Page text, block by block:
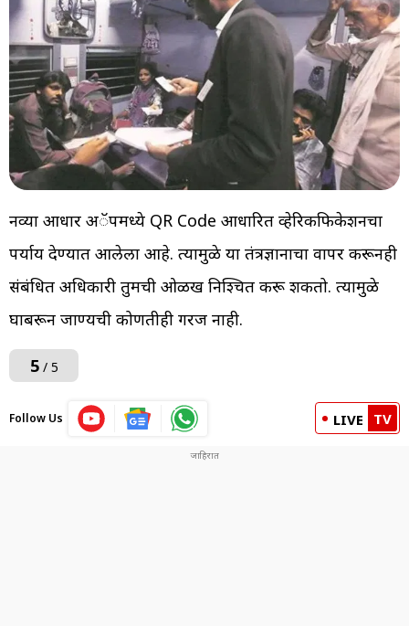
नव्या आधार अॅपमध्ये QR Code आधारित व्हेरिकफिकेशनचा
पर्याय देण्यात आलेला आहे. त्यामुळे या तंत्रज्ञानाचा वापर करूनही
संबंधित अधिकारी तुमची ओळख निश्चित करू शकतो. त्यामुळे
घाबरून जाण्यची कोणतीही गरज नाही.
5/ 5
Follow Us LIVE TV